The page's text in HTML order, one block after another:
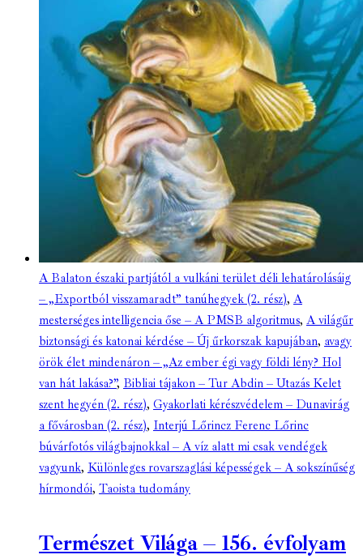
A Balaton északi partjától a vulkáni terület déli lehatárolásáig
– „Exportból visszamaradt” tanúhegyek (2. rész), A
mesterséges intelligencia őse – A PMSB algoritmus, A világűr
biztonsági és katonai kérdése – Új űrkorszak kapujában, avagy
örök élet mindenáron – „Az ember égi vagy földi lény? Hol
van hát lakása?”, Bibliai tájakon – Tur Abdin – Utazás Kelet
szent hegyén (2. rész), Gyakorlati kérészvédelem – Dunavirág
a fővárosban (2. rész), Interjú Lőrincz Ferenc Lőrinc
búvárfotós világbajnokkal – A víz alatt mi csak vendégek
vagyunk, Különleges rovarszaglási képességek – A sokszínűség
hírmondói, Taoista tudomány
Természet Világa – 156. évfolyam